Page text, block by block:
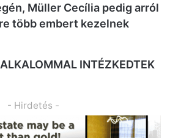
Müller Cecília pedig arról
több embert kezelnek
INTÉZKEDTEK
- Hirdetés -